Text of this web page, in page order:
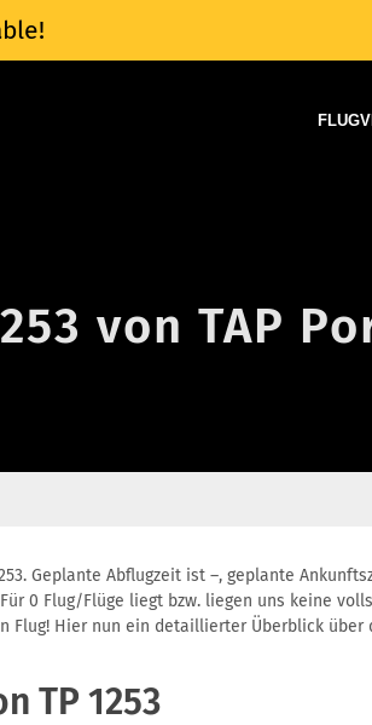
von TAP
Geplante Abflugzeit ist –, geplante
0 Flug/Flüge liegt bzw. liegen uns keine
Flug! Hier nun ein detaillierter Überblick über
TP 1253